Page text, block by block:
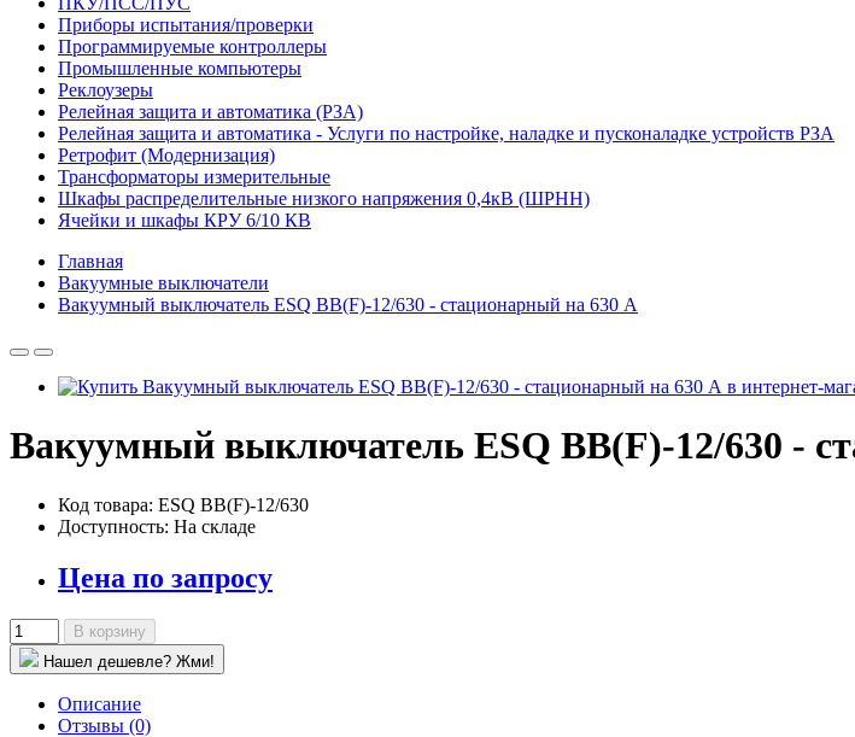
Приборы испытания/проверки
Программируемые контроллеры
Промышленные компьютеры
Реклоузеры
Релейная защита и автоматика (РЗА)
Релейная защита и автоматика - Услуги по настройке, наладке и пусконаладке устройств РЗА
Ретрофит (Модернизация)
Трансформаторы измерительные
Шкафы распределительные низкого напряжения 0,4кВ (ШРНН)
Ячейки и шкафы КРУ 6/10 КВ
Главная
Вакуумные выключатели
Вакуумный выключатель ESQ BB(F)-12/630 - стационарный на 630 А
Вакуумный выключатель ESQ BB(F)-12/630 -
Код товара: ESQ BB(F)-12/630
Доступность: На складе
Цена по запросу
В корзину
Нашел дешевле? Жми!
Описание
Отзывы (0)